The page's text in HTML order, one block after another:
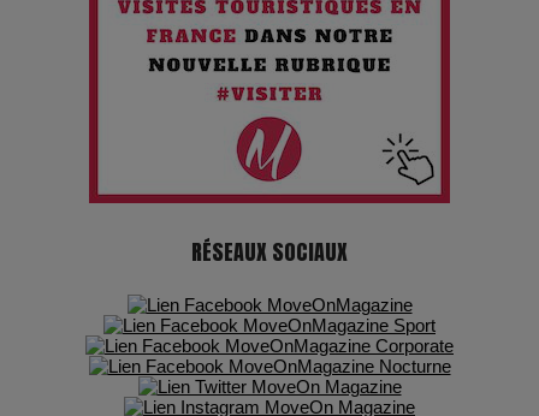
Maïra Kerey, la “voix d’or du Kazakhstan”, célèbre ses 30
ans de carrière à la Salle Gaveau
Les dessous de la fast fashion : un désastre écologique en
7 Techniques Secrètes des Photographes de Stars
Adieu Jean-Pat : rire au bord du précipice
Pharaonic Festival 2025 : 10 ans d’électro sous les
montagnes, une fête à ne pas manquer
RÉSEAUX SOCIAUX